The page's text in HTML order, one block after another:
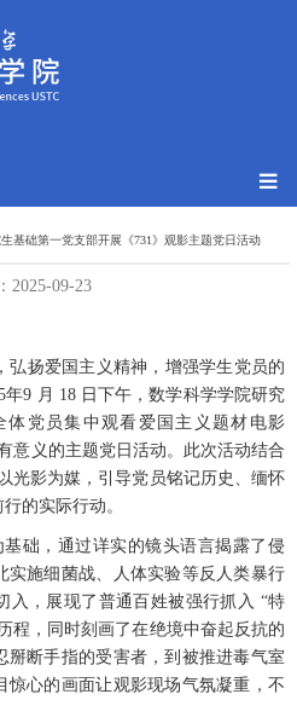
基础第一党支部开展《731》观影主题党日活动
2025-09-23
弘扬爱国主义精神，增强学生党员的
年9 月 18 日下午，数学科学学院研究
党员集中观看爱国主义题材电影
意义的主题党日活动。此次活动结合
光影为媒，引导党员铭记历史、缅怀
的实际行动。
基础，通过详实的镜头语言揭露了侵
实施细菌战、人体实验等反人类暴行
入，展现了普通百姓被强行抓入 “特
程，同时刻画了在绝境中奋起反抗的
掰断手指的受害者，到被推进毒气室
惊心的画面让观影现场气氛凝重，不